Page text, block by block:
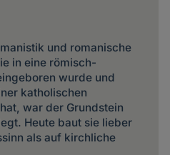
und romanische
in eine römisch-
wurde und
katholischen
war der Grundstein
Heute baut sie lieber
als auf kirchliche